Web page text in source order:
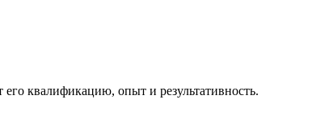
квалификацию, опыт и результативность.